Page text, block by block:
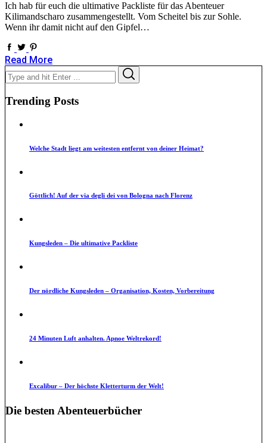
Ich hab für euch die ultimative Packliste für das Abenteuer
Kilimandscharo zusammengestellt. Vom Scheitel bis zur Sohle.
Wenn ihr damit nicht auf den Gipfel…
Read More
Search
for:
Trending Posts
Welche Stadt liegt am weitesten entfernt von deiner Heimat?
Göttlich! Auf der via degli dei von Bologna nach Florenz
Kungsleden – Die ultimative Packliste
Der nördliche Kungsleden – Organisation, Kosten, Vorbereitung
24 Minuten Luft anhalten. Apnoe Weltrekord!
Excalibur – Der höchste Kletterturm der Welt!
Die besten Abenteuerbücher